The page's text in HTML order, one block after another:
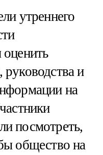
утреннего
и
на
посмотреть,
общество на